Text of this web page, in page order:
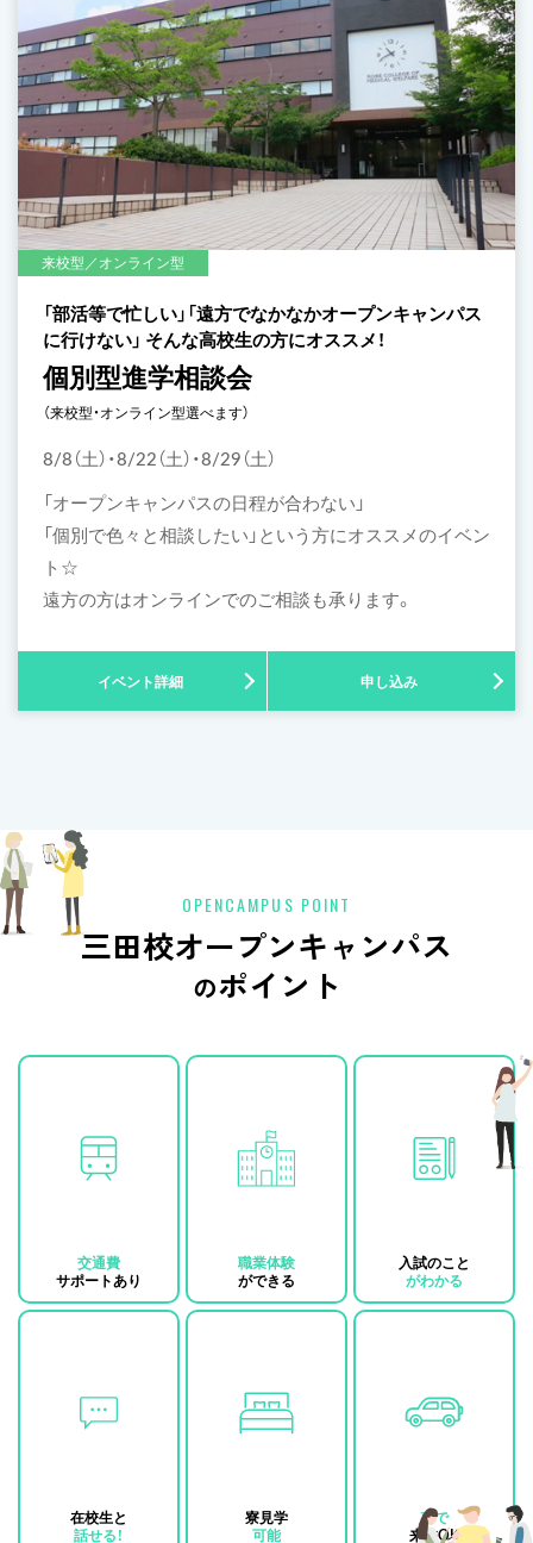
来校型／オンライン型
「部活等で忙しい」「遠方でなかなかオープンキャンパス
に行けない」 そんな高校生の方にオススメ！
個別型進学相談会
（来校型・オンライン型選べます）
8/8（土）・8/22（土）・8/29（土）
「オープンキャンパスの日程が合わない」
「個別で色々と相談したい」という方にオススメのイベン
ト☆
遠方の方はオンラインでのご相談も承ります。
イベント詳細 申し込み
OPENCAMPUS POINT
三田校オープンキャンパス
のポイント
交通費
サポートあり
職業体験
ができる
入試のこと
がわかる
在校生と
話せる！
寮見学
可能
車で
来校OK